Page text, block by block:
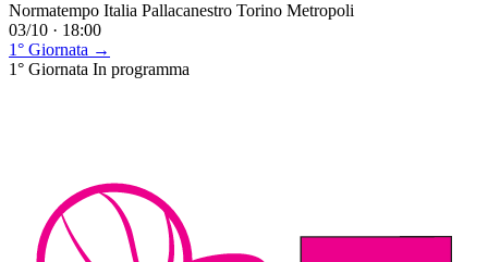
Normatempo Italia Pallacanestro Torino Metropoli
03/10 · 18:00
1° Giornata →
1° Giornata In programma